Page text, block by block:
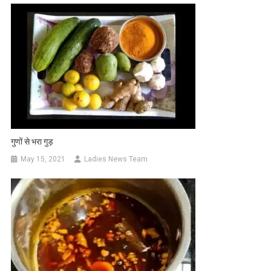
गुणों से भरा गुड़
May 15, 2021 Ladies News Team